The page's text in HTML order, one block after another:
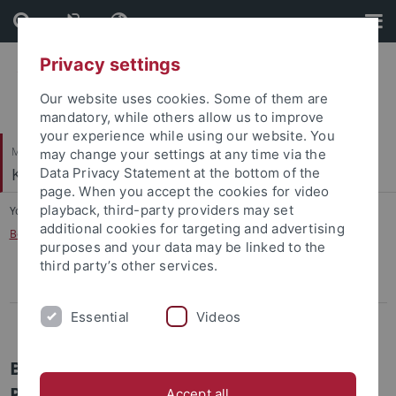
Skip
to
content
Skip
to
footer
Mathematisch-Naturwissenschaftliche Fakultät
Klinische Psychologie und Psychotherapie
You are here: Startseite
...
Behandlungsangebot für Kinder, Jugendliche und deren Eltern
Behandlungsangebot für Kinder, Jugendliche und deren Eltern
Behandlungsangebot der
Privacy settings
Our website uses cookies. Some of them are
mandatory, while others allow us to improve
your experience while using our website. You
may change your settings at any time via the
Data Privacy Statement at the bottom of the
page. When you accept the cookies for video
playback, third-party providers may set
additional cookies for targeting and advertising
purposes and your data may be linked to the
third party’s other services.
Essential Videos